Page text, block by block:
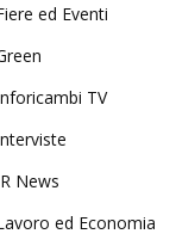
ed Eventi
TV
News
ed Economia